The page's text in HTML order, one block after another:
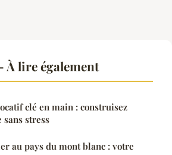
lire également
clé en main : construisez
stress
au pays du mont blanc : votre